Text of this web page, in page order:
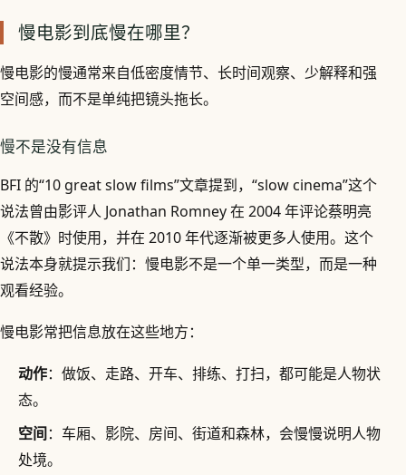
慢电影到底慢在哪里？
慢电影的慢通常来自低密度情节、长时间观察、少解释和强
空间感，而不是单纯把镜头拖长。
慢不是没有信息
BFI 的“10 great slow films”文章提到，“slow cinema”这个
说法曾由影评人 Jonathan Romney 在 2004 年评论蔡明亮
《不散》时使用，并在 2010 年代逐渐被更多人使用。这个
说法本身就提示我们：慢电影不是一个单一类型，而是一种
观看经验。
慢电影常把信息放在这些地方：
动作：做饭、走路、开车、排练、打扫，都可能是人物状
态。
空间：车厢、影院、房间、街道和森林，会慢慢说明人物
处境。